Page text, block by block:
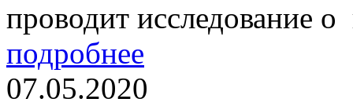
проводит исследование
подробнее
07.05.2020